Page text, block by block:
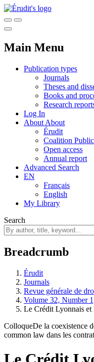
Main Menu
Publication types
Journals
Theses and
Books and
Research
Log In
About About
Érudit
Coalition
Open access
Annual report
Advanced Search
EN
Français
English
My Library
Search
Breadcrumb
Érudit
Journals
Revue générale de
Volume 32, Number
Le Crédit Lyonnais et
ColloqueDe la coexistence
common law dans les